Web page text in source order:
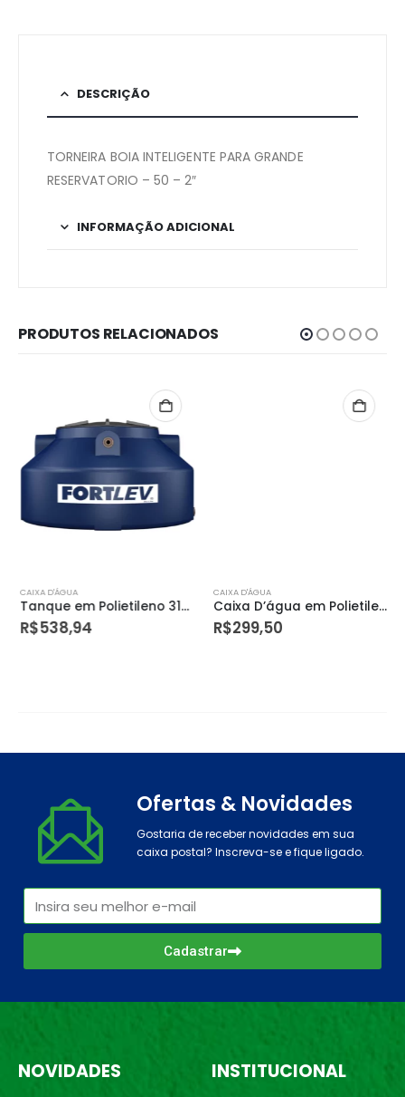
DESCRIÇÃO
TORNEIRA BOIA INTELIGENTE PARA GRANDE
RESERVATORIO – 50 – 2″
INFORMAÇÃO ADICIONAL
PRODUTOS RELACIONADOS
CAIXA D'ÁGUA
Tanque em Polietileno 310 Litros
R$538,94
CAIXA D'ÁGUA
Caixa D’água em Polietileno com Tampa 500 Litros Azul
R$299,50
Ofertas & Novidades
Gostaria de receber novidades em sua
caixa postal? Inscreva-se e fique ligado.
Cadastrar
NOVIDADES INSTITUCIONAL